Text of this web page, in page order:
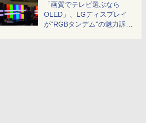
「画質でテレビ選ぶなら
OLED」、LGディスプレイ
が“RGBタンデム”の魅力訴